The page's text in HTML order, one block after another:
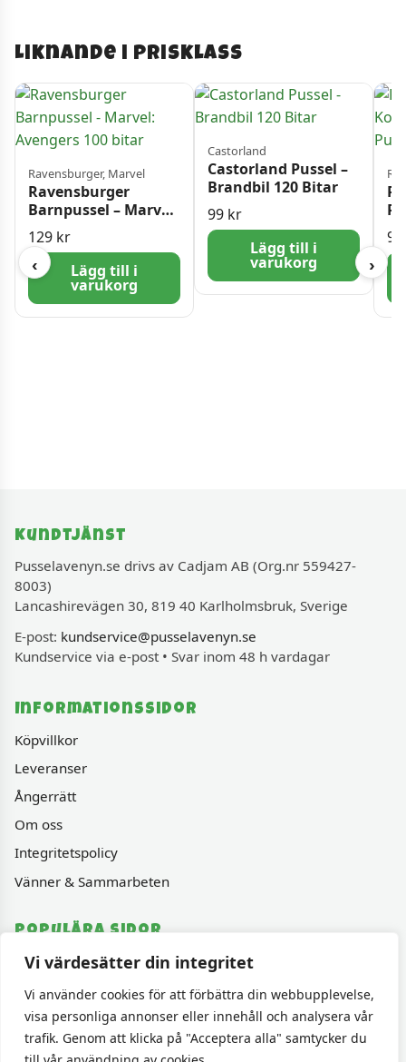
Vi värdesätter din integritet
Vi använder cookies för att förbättra din webbupplevelse,
visa personliga annonser eller innehåll och analysera vår
trafik. Genom att klicka på "Acceptera alla" samtycker du
Liknande i prisklass
‹
Ravensburger, Marvel
Ravensburger
Barnpussel – Marvel:
Avengers 100 bitar
129 kr
Lägg till i
varukorg
Castorland
Castorland Pussel –
Brandbil 120 Bitar
99 kr
Lägg till i
varukorg
99
›
Kundtjänst
Pusselavenyn.se drivs av Cadjam AB (Org.nr 559427-
8003)
Lancashirevägen 30, 819 40 Karlholmsbruk, Sverige
E-post: kundservice@pusselavenyn.se
Kundservice via e-post • Svar inom 48 h vardagar
Informationssidor
Köpvillkor
Leveranser
Ångerrätt
Om oss
Integritetspolicy
Vänner & Sammarbeten
Populära sidor
Varumärken
Fyndhörnan
1000 bitars pussel
Sällskapspel